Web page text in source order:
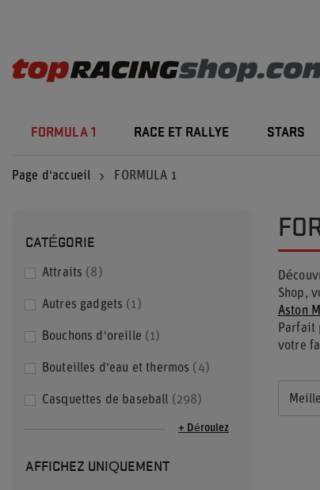
FORMULA 1 RACE ET RALLYE STARS
Page d'accueil FORMULA 1
CATÉGORIE
Attraits 8
Autres gadgets 1
Bouchons d'oreille 1
Bouteilles d'eau et thermos 4
Casquettes de baseball 298
+ Déroulez
AFFICHEZ UNIQUEMENT
Shop,
Aston
Parfait
votre